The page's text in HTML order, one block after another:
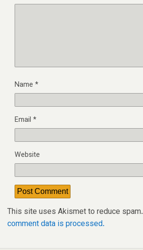
Name *
Email *
Website
This site uses Akismet to reduce spam.
comment data is processed.